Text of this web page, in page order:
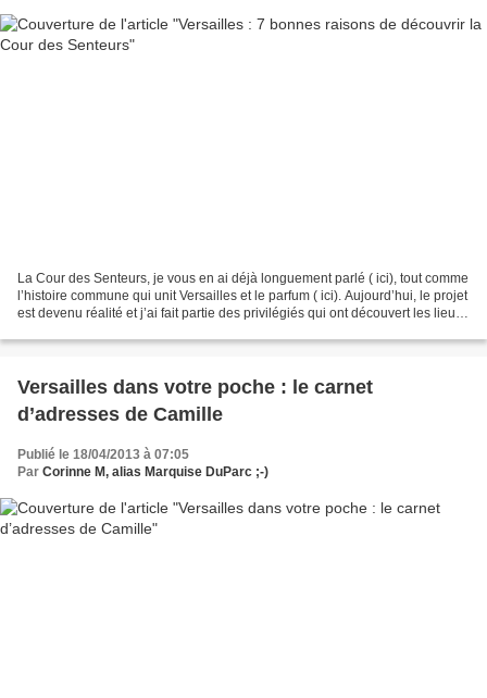
La Cour des Senteurs, je vous en ai déjà longuement parlé ( ici), tout comme
l’histoire commune qui unit Versailles et le parfum ( ici). Aujourd’hui, le projet
est devenu réalité et j’ai fait partie des privilégiés qui ont découvert les lieux
Versailles dans votre poche : le carnet
d’adresses de Camille
Publié le 18/04/2013 à 07:05
Par Corinne M, alias Marquise DuParc ;-)